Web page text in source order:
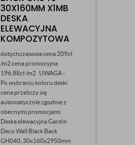
30X160MM X1MB
DESKA
ELEWACYJNA
KOMPOZYTOWA
dotychczasowa cena 209zł
/m2 cena promocyjna
196,88zł /m2 UWAGA -
Po wybraniu koloru deski
cena przeliczy się
automatycznie zgodnie z
obecnymi promocjami.
Deska elewacyjna Gardin
Deco Wall Black Back
GH040, 30x160x2950mm